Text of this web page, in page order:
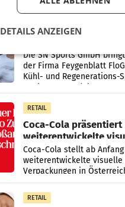
Kühl-Spray: SN Sports
Die SN Sports GmbH
der Firma Feygenblatt
Kühl- und Regenerations-
Markt. Das Produkt
RETAIL
Coca-Cola präsentiert
weiterentwickelte
Markenidentität
Coca-Cola stellt ab
weiterentwickelte
Verpackungen in
Mittelpunkt des
Gestaltungselemente
RETAIL
DETAILS ANZEIGEN